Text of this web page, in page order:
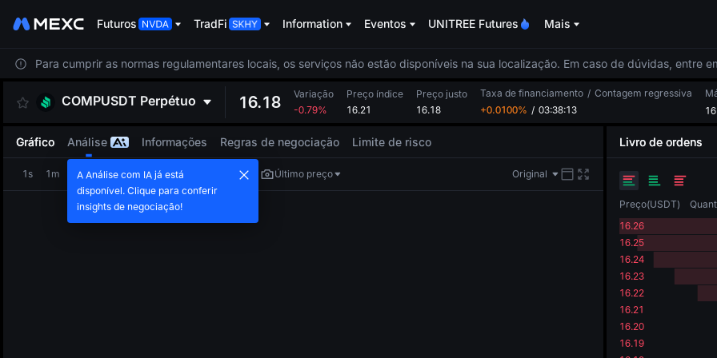
Futuros TradFi Information Eventos UNITREE Futures Mais
Para cumprir as normas regulamentares locais, os serviços não estão disponíveis na sua localização. Em caso de dúvidas, entre
COMPUSDT Perpétuo 16.18
Variação
-0.79%
Preço índice
16.21
Preço justo
16.18
Taxa de financiamento / Contagem regressiva
+0.0100% / 03:38:13
Gráfico Análise Informações Regras de negociação Limite de risco
1s 1m 5m 15m 1h 4h 1d Último preço Original
Livro de ordens
Preço(USDT)
16.26
16.25
16.24
16.23
16.22
16.21
16.20
16.19
A Análise com IA já está
disponível. Clique para conferir
insights de negociação!